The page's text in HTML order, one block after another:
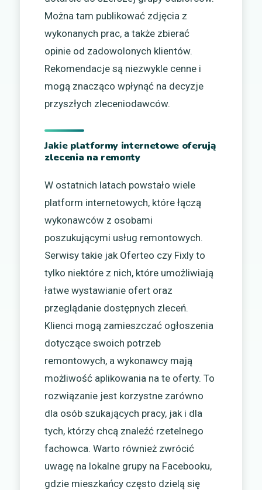
Można tam publikować zdjęcia z
wykonanych prac, a także zbierać
opinie od zadowolonych klientów.
Rekomendacje są niezwykle cenne i
mogą znacząco wpłynąć na decyzje
przyszłych zleceniodawców.
Jakie platformy internetowe oferują
zlecenia na remonty
W ostatnich latach powstało wiele
platform internetowych, które łączą
wykonawców z osobami
poszukującymi usług remontowych.
Serwisy takie jak Oferteo czy Fixly to
tylko niektóre z nich, które umożliwiają
łatwe wystawianie ofert oraz
przeglądanie dostępnych zleceń.
Klienci mogą zamieszczać ogłoszenia
dotyczące swoich potrzeb
remontowych, a wykonawcy mają
możliwość aplikowania na te oferty. To
rozwiązanie jest korzystne zarówno
dla osób szukających pracy, jak i dla
tych, którzy chcą znaleźć rzetelnego
fachowca. Warto również zwrócić
uwagę na lokalne grupy na Facebooku,
gdzie mieszkańcy często dzielą się